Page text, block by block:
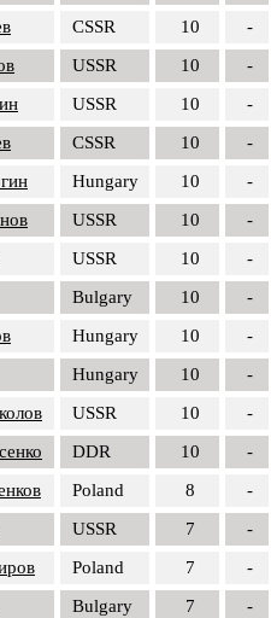
CSSR 10
-
USSR 10
-
USSR 10
-
CSSR 10
-
Hungary 10
-
USSR 10
-
USSR 10
-
Bulgary 10
-
Hungary 10
-
Hungary 10
-
USSR 10
-
DDR 10
-
Poland 8
-
USSR 7
-
Poland 7
-
Bulgary 7 -